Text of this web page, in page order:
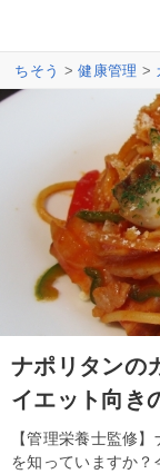
ちそう >健康管理 >
ナポリタンの
イエット向き
【管理栄養士監修
を知っていますか